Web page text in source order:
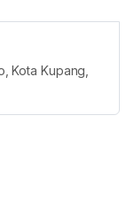
Kota Kupang,